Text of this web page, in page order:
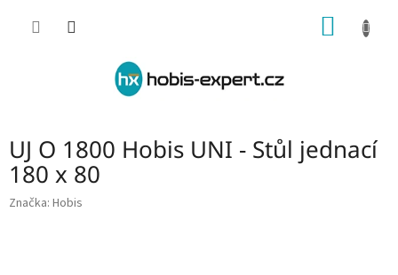
UJ O 1800 Hobis UNI - Stůl jednací
180 x 80
Značka: Hobis